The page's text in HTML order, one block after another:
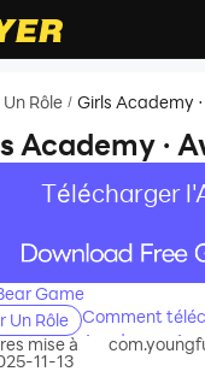
Rôle / Girls Academy
Academy ·
Télécharger
Game
Un Rôle
Comment
Academy ·
mise à
11-13